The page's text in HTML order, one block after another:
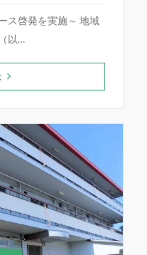
ス啓発を実施～ 地域
以…